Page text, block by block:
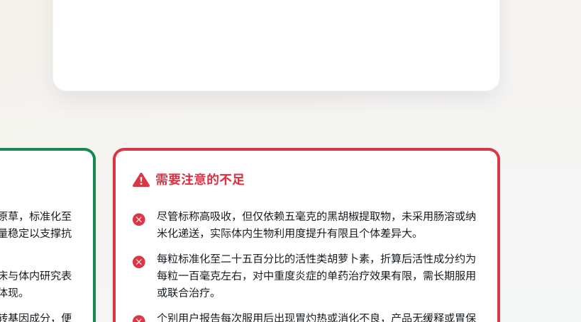
草，标准化至
稳定以支撑抗
与体内研究表
。
基因成分，便
需要注意的不足
尽管标称高吸收，但仅依赖五毫克的黑胡椒提取物，未采用肠溶或纳
米化递送，实际体内生物利用度提升有限且个体差异大。
每粒标准化至二十五百分比的活性类胡萝卜素，折算后活性成分约为
每粒一百毫克左右，对中重度炎症的单药治疗效果有限，需长期服用
或联合治疗。
个别用户报告每次服用后出现胃灼热或消化不良，产品无缓释或胃保